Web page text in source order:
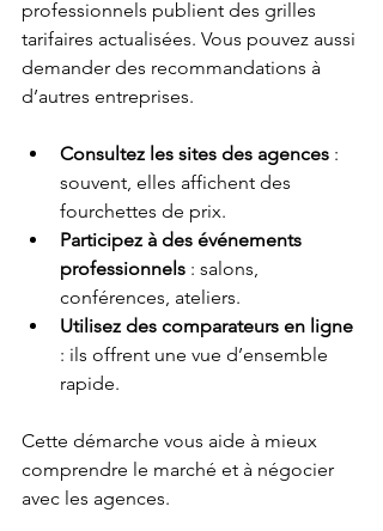
professionnels publient des grilles
tarifaires actualisées. Vous pouvez aussi
demander des recommandations à
d’autres entreprises.
Consultez les sites des agences :
souvent, elles affichent des
fourchettes de prix.
Participez à des événements
professionnels : salons,
conférences, ateliers.
Utilisez des comparateurs en ligne
: ils offrent une vue d’ensemble
rapide.
Cette démarche vous aide à mieux
comprendre le marché et à négocier
avec les agences.